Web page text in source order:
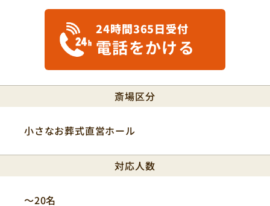
24時間365日受付
電話をかける
斎場区分
小さなお葬式直営ホール
対応人数
〜20名